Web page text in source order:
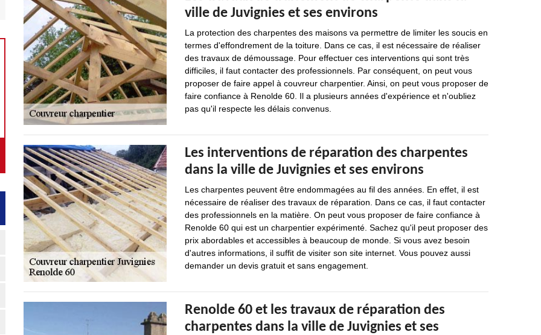
ville de Juvignies et ses environs
La protection des charpentes des maisons va permettre de limiter les soucis en
termes d'effondrement de la toiture. Dans ce cas, il est nécessaire de réaliser
des travaux de démoussage. Pour effectuer ces interventions qui sont très
difficiles, il faut contacter des professionnels. Par conséquent, on peut vous
proposer de faire appel à couvreur charpentier. Ainsi, on peut vous proposer de
faire confiance à Renolde 60. Il a plusieurs années d'expérience et n'oubliez
pas qu'il respecte les délais convenus.
Les interventions de réparation des charpentes
dans la ville de Juvignies et ses environs
Les charpentes peuvent être endommagées au fil des années. En effet, il est
nécessaire de réaliser des travaux de réparation. Dans ce cas, il faut contacter
des professionnels en la matière. On peut vous proposer de faire confiance à
Renolde 60 qui est un charpentier expérimenté. Sachez qu'il peut proposer des
prix abordables et accessibles à beaucoup de monde. Si vous avez besoin
d'autres informations, il suffit de visiter son site internet. Vous pouvez aussi
demander un devis gratuit et sans engagement.
Renolde 60 et les travaux de réparation des
charpentes dans la ville de Juvignies et ses